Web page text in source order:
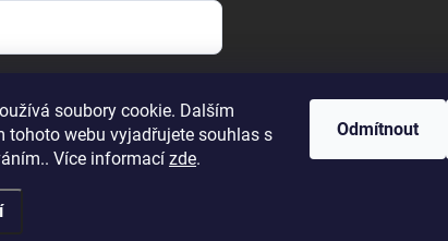
soubory cookie. Dalším
tohoto webu vyjadřujete souhlas s
Více informací zde.
Odmítnout